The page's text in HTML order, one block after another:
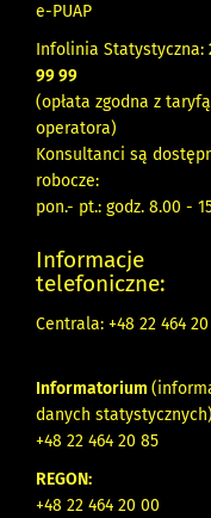
e-PUAP
Infolinia Statystyczna:
99 99
(opłata zgodna z taryfą
operatora)
Konsultanci są
robocze:
pon.- pt.: godz. 8.00 -
Informacje
telefoniczne:
Centrala: +48 22 464
Informatorium
danych statystycznych)
+48 22 464 20 85
REGON:
+48 22 464 20 00